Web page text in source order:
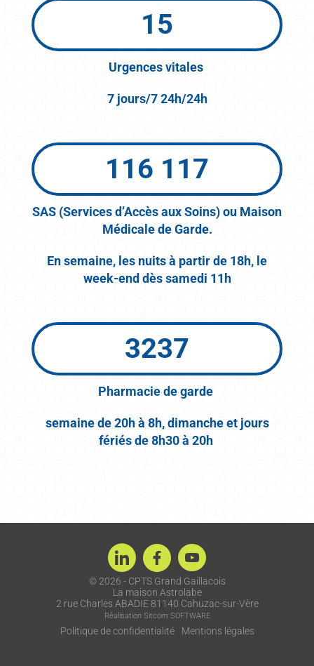
15
Urgences vitales
7 jours/7 24h/24h
116 117
SAS (Services d’Accès aux Soins) ou Maison
Médicale de Garde.
En semaine, les nuits à partir de 18h, le
week-end dès samedi 11h
3237
Pharmacie de garde
semaine de 20h à 8h,dimanche et jours
fériés de 8h30 à 20h
© 2026 - CPTS Grand Gaillacois
La maison Astrolabe
2 rue Charles ABADIE 81140 Cahuzac-sur-Vère
Réalisation Sitcom SOFTWARE
Politique de confidentialité Mentions légales